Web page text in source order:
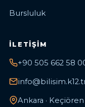
Bursluluk
İLETIŞIM
+90 505 662 58
Ankara · Keçiören